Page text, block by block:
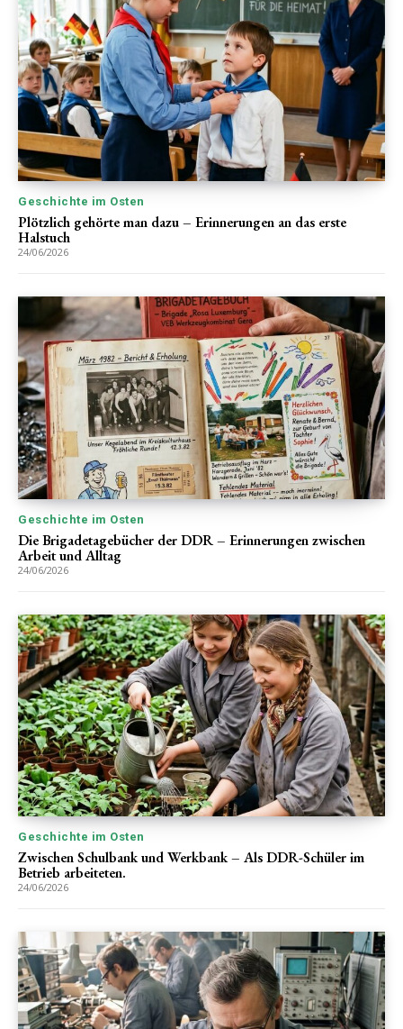
Geschichte im Osten
Plötzlich gehörte man dazu – Erinnerungen an das erste
Halstuch
24/06/2026
Geschichte im Osten
Die Brigadetagebücher der DDR – Erinnerungen zwischen
Arbeit und Alltag
24/06/2026
Geschichte im Osten
Zwischen Schulbank und Werkbank – Als DDR-Schüler im
Betrieb arbeiteten.
24/06/2026